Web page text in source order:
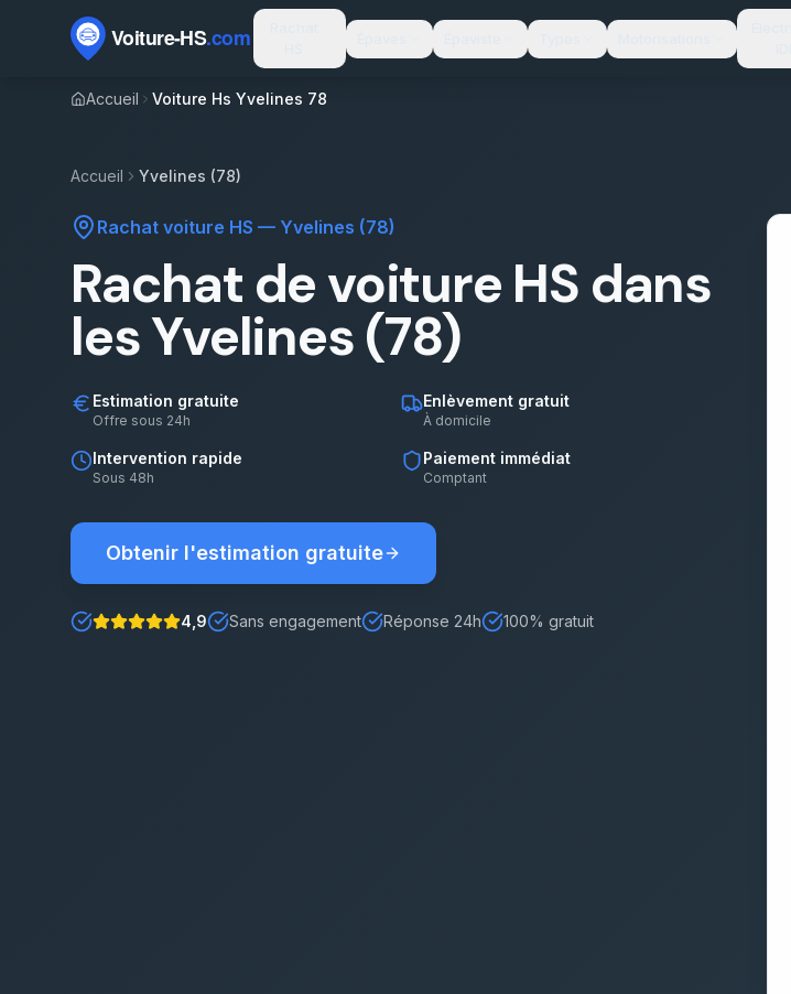
Passer au contenu
Accueil Voiture Hs Yvelines 78
Accueil Yvelines (78)
Rachat voiture HS — Yvelines (78)
Rachat de voiture HS dans
les Yvelines (78)
Estimation gratuite
Offre sous 24h
Enlèvement gratuit
À domicile
Intervention rapide
Sous 48h
Paiement immédiat
Comptant
Obtenir l'estimation gratuite
Note : 5 étoiles sur 5
4,9 Sans engagement Réponse 24h 100% gratuit